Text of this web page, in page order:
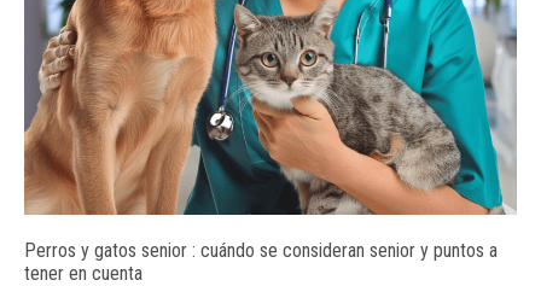
Perros y gatos senior : cuándo se consideran senior y puntos a
tener en cuenta